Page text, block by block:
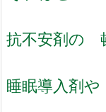
抗不安剤の
睡眠導入剤